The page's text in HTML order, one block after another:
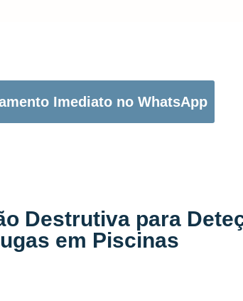
Imediato no WhatsApp
Destrutiva para
em Piscinas